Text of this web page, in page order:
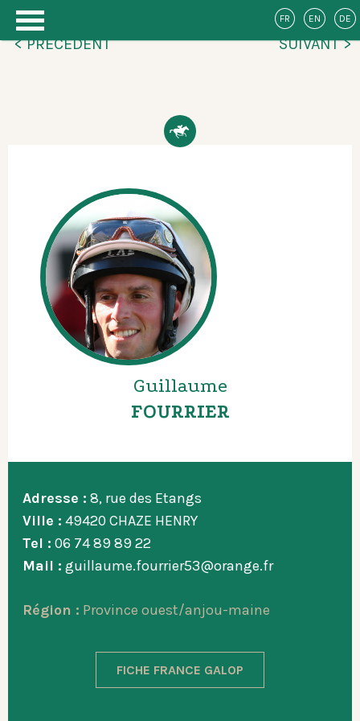
FR EN DE
< PRÉCÉDENT SUIVANT >
Guillaume
FOURRIER
Adresse : 8, rue des Etangs
Ville : 49420 CHAZE HENRY
Tel : 06 74 89 89 22
Mail : guillaume.fourrier53@orange.fr
Région : Province ouest/anjou-maine
FICHE FRANCE GALOP